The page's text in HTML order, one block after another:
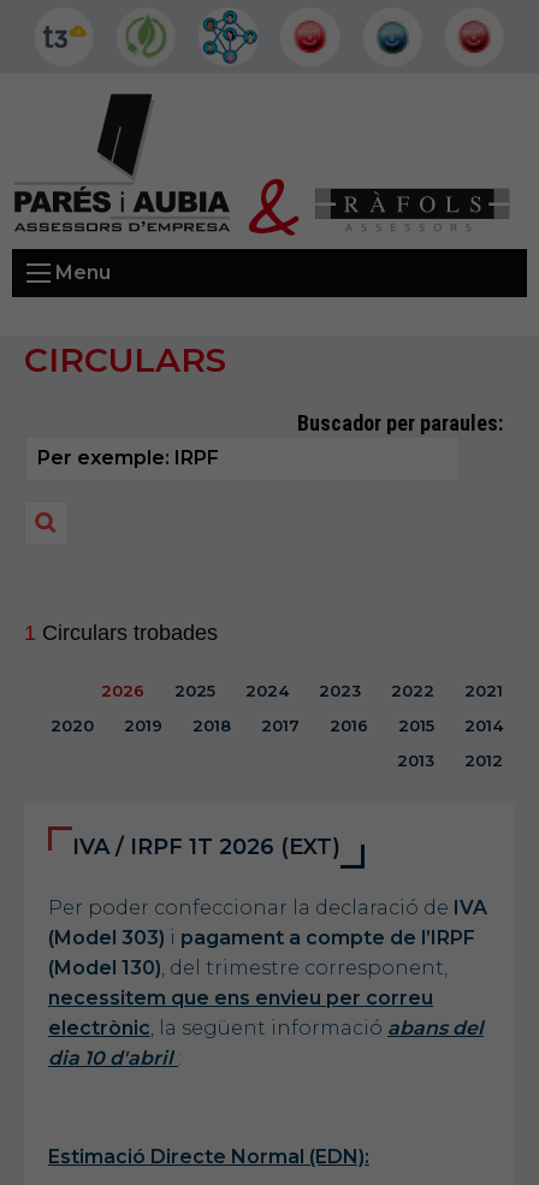
Menu
CIRCULARS
Buscador per paraules:
1 Circulars trobades
2026 2025 2024 2023 2022
2021
2020
2019 2018 2017 2016 2015
2014
2013
2012
IVA / IRPF 1T 2026 (EXT)
Per poder confeccionar la declaració de IVA
(Model 303) i pagament a compte de l’IRPF
(Model 130), del trimestre corresponent,
necessitem que ens envieu per correu
electrònic, la següent informació abans del
dia 10 d'abril :
Estimació Directe Normal (EDN):